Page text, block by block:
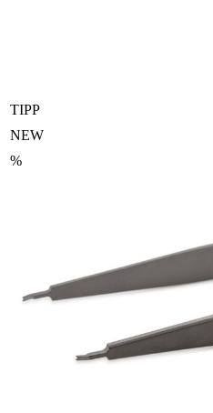
TIPP
NEW
%